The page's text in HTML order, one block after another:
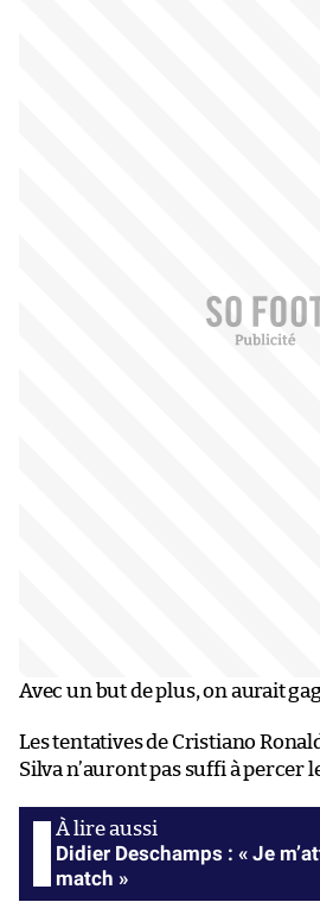
Avec un but de plus, on aurait
Les tentatives de Cristiano
Silva n’auront pas suffi à percer
Didier Deschamps : « Je
match »